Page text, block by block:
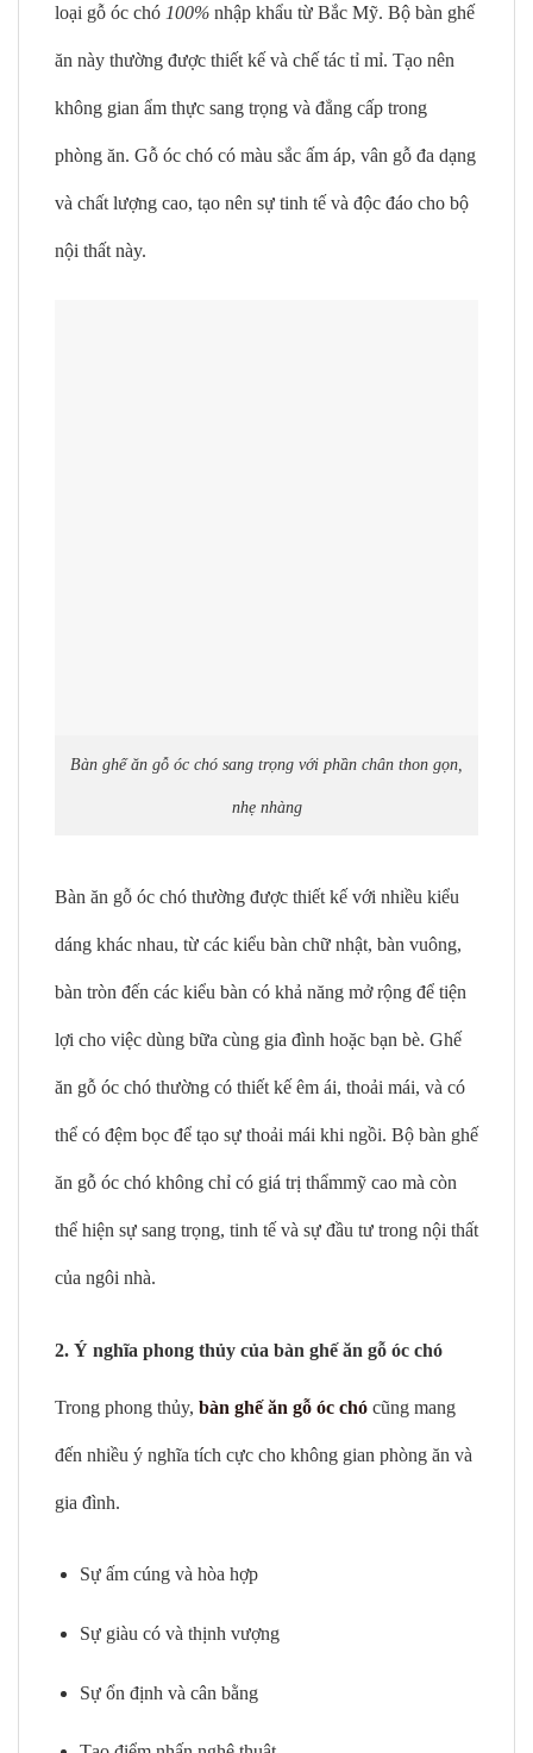
loại gỗ óc chó 100% nhập khẩu từ Bắc Mỹ. Bộ bàn ghế
ăn này thường được thiết kế và chế tác tỉ mỉ. Tạo nên
không gian ẩm thực sang trọng và đẳng cấp trong
phòng ăn. Gỗ óc chó có màu sắc ấm áp, vân gỗ đa dạng
và chất lượng cao, tạo nên sự tinh tế và độc đáo cho bộ
nội thất này.
Bàn ghế ăn gỗ óc chó sang trọng với phần chân thon gọn,
nhẹ nhàng
Bàn ăn gỗ óc chó thường được thiết kế với nhiều kiểu
dáng khác nhau, từ các kiểu bàn chữ nhật, bàn vuông,
bàn tròn đến các kiểu bàn có khả năng mở rộng để tiện
lợi cho việc dùng bữa cùng gia đình hoặc bạn bè. Ghế
ăn gỗ óc chó thường có thiết kế êm ái, thoải mái, và có
thể có đệm bọc để tạo sự thoải mái khi ngồi. Bộ bàn ghế
ăn gỗ óc chó không chỉ có giá trị thẩmmỹ cao mà còn
thể hiện sự sang trọng, tinh tế và sự đầu tư trong nội thất
của ngôi nhà.
2. Ý nghĩa phong thủy của bàn ghế ăn gỗ óc chó
Trong phong thủy, bàn ghế ăn gỗ óc chó cũng mang
đến nhiều ý nghĩa tích cực cho không gian phòng ăn và
gia đình.
Sự ấm cúng và hòa hợp
Sự giàu có và thịnh vượng
Sự ổn định và cân bằng